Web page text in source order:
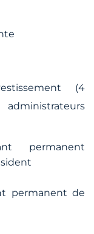
(4
permanent
permanent de